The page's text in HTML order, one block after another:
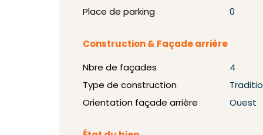
Place de parking
0
Construction & Façade arrière
Nbre de façades
4
Type de construction
Orientation façade arrière
Ouest